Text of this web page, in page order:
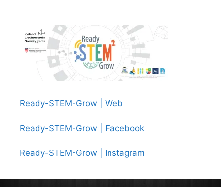
Ready-STEM-Grow | Web
Ready-STEM-Grow | Facebook
Ready-STEM-Grow | Instagram